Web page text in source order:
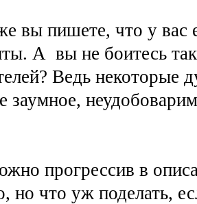
вы пишете, что у вас
А вы не боитесь
Ведь некоторые
заумное,
прогрессив в
но что уж поделать,